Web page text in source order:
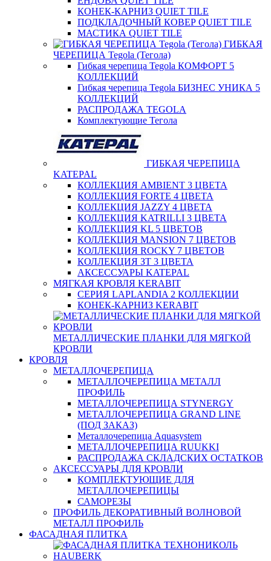
КОНЕК-КАРНИЗ QUIET TILE
ПОДКЛАДОЧНЫЙ КОВЕР QUIET TILE
МАСТИКА QUIET TILE
ГИБКАЯ
ЧЕРЕПИЦА Tegola (Тегола)
Гибкая черепица Tegola КОМФОРТ 5
КОЛЛЕКЦИЙ
Гибкая черепица Tegola БИЗНЕС УНИКА 5
КОЛЛЕКЦИЙ
РАСПРОДАЖА TEGOLA
Комплектующие Тегола
ГИБКАЯ ЧЕРЕПИЦА
KATEPAL
КОЛЛЕКЦИЯ AMBIENT 3 ЦВЕТА
КОЛЛЕКЦИЯ FORTE 4 ЦВЕТА
КОЛЛЕКЦИЯ JAZZY 4 ЦВЕТА
КОЛЛЕКЦИЯ KATRILLI 3 ЦВЕТА
КОЛЛЕКЦИЯ KL 5 ЦВЕТОВ
КОЛЛЕКЦИЯ MANSION 7 ЦВЕТОВ
КОЛЛЕКЦИЯ ROCKY 7 ЦВЕТОВ
КОЛЛЕКЦИЯ ЗТ 3 ЦВЕТА
АКСЕССУАРЫ KATEPAL
МЯГКАЯ КРОВЛЯ KERABIT
СЕРИЯ LAPLANDIA 2 КОЛЛЕКЦИИ
КОНЕК-КАРНИЗ KERABIT
МЕТАЛЛИЧЕСКИЕ ПЛАНКИ ДЛЯ МЯГКОЙ
КРОВЛИ
КРОВЛЯ
МЕТАЛЛОЧЕРЕПИЦА
МЕТАЛЛОЧЕРЕПИЦА МЕТАЛЛ
ПРОФИЛЬ
МЕТАЛЛОЧЕРЕПИЦА STYNERGY
МЕТАЛЛОЧЕРЕПИЦА GRAND LINE
(ПОД ЗАКАЗ)
Металлочерепица Aquasystem
МЕТАЛЛОЧЕРЕПИЦА RUUKKI
РАСПРОДАЖА СКЛАДСКИХ ОСТАТКОВ
АКСЕССУАРЫ ДЛЯ КРОВЛИ
КОМПЛЕКТУЮЩИЕ ДЛЯ
МЕТАЛЛОЧЕРЕПИЦЫ
САМОРЕЗЫ
ПРОФИЛЬ ДЕКОРАТИВНЫЙ ВОЛНОВОЙ
МЕТАЛЛ ПРОФИЛЬ
ФАСАДНАЯ ПЛИТКА